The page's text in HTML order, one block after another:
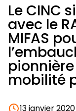
Le CINC
avec le
MIFAS
mobilité
13 janvier 2020